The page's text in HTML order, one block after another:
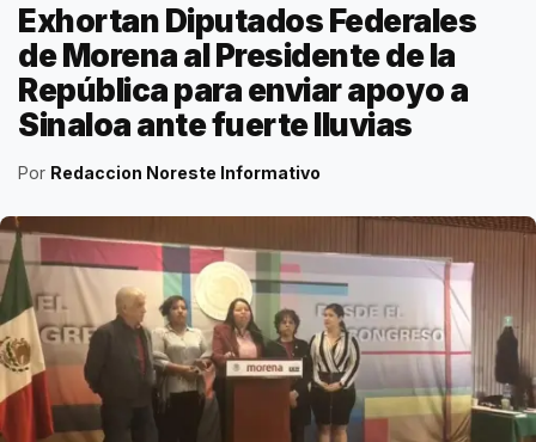
Exhortan Diputados Federales
de Morena al Presidente de la
República para enviar apoyo a
Sinaloa ante fuerte lluvias
Por Redaccion Noreste Informativo